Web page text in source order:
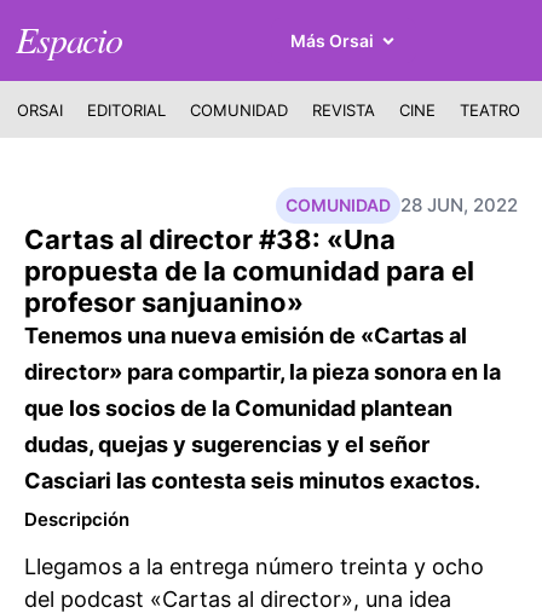
Espacio Más Orsai
ORSAI EDITORIAL COMUNIDAD REVISTA CINE TEATRO
28 JUN, 2022
COMUNIDAD
Cartas al director #38: «Una
propuesta de la comunidad para el
profesor sanjuanino»
Tenemos una nueva emisión de «Cartas al
director» para compartir, la pieza sonora en la
que los socios de la Comunidad plantean
dudas, quejas y sugerencias y el señor
Casciari las contesta seis minutos exactos.
Descripción
Llegamos a la entrega número treinta y ocho
del podcast «Cartas al director», una idea